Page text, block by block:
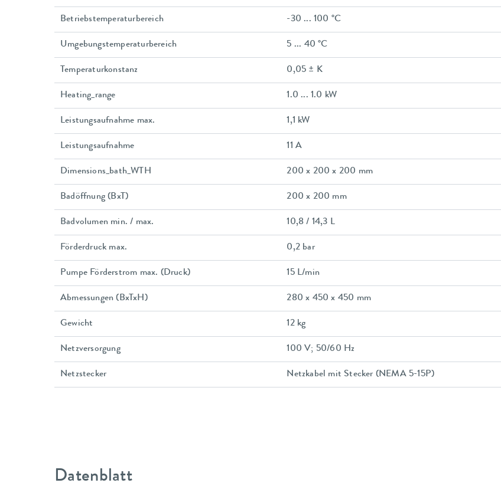
Betriebstemperaturbereich -30 ... 100 °C
Umgebungstemperaturbereich 5 ... 40 °C
Temperaturkonstanz 0,05 ± K
Heating_range 1.0 ... 1.0 kW
Leistungsaufnahme max. 1,1 kW
Leistungsaufnahme 11 A
Dimensions_bath_WTH 200 x 200 x 200 mm
Badöffnung (BxT) 200 x 200 mm
Badvolumen min. / max. 10,8 / 14,3 L
Förderdruck max. 0,2 bar
Pumpe Förderstrom max. (Druck) 15 L/min
Abmessungen (BxTxH) 280 x 450 x 450 mm
Gewicht 12 kg
Netzversorgung 100 V; 50/60 Hz
Netzstecker Netzkabel mit Stecker (NEMA 5-15P)
Datenblatt